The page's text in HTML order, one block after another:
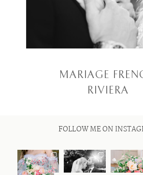
MARIAGE
RIVIERA
FOLLOW ME ON